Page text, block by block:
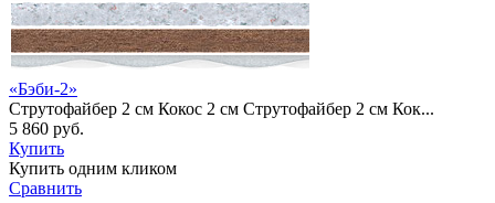
«Бэби-2»
Струтофайбер 2 см Кокос 2 см Струтофайбер 2 см Кок...
5 860 руб.
Купить
Купить одним кликом
Сравнить